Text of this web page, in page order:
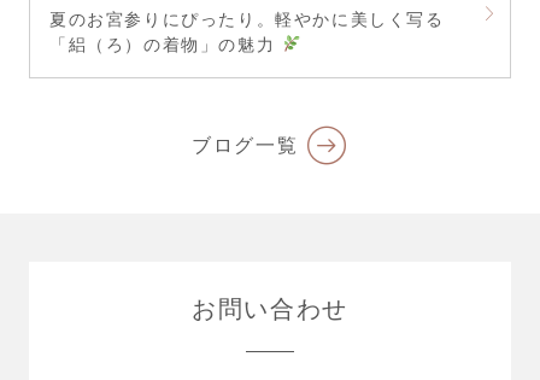
夏のお宮参りにぴったり。軽やかに美しく写る
「絽（ろ）の着物」の魅力
ブログ一覧
お問い合わせ